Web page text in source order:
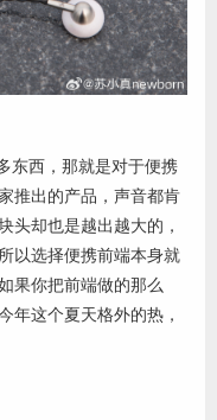
东西，那就是对于便携
推出的产品，声音都肯
头却也是越出越大的，
以选择便携前端本身就
果你把前端做的那么
年这个夏天格外的热，